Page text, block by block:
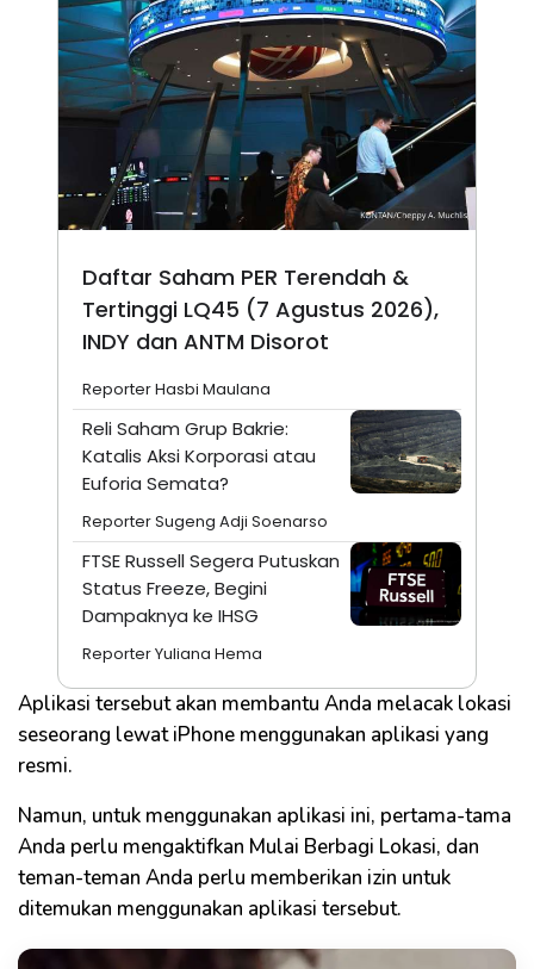
Daftar Saham PER Terendah &
Tertinggi LQ45 (7 Agustus 2026),
INDY dan ANTM Disorot
Reporter Hasbi Maulana
Reli Saham Grup Bakrie:
Katalis Aksi Korporasi atau
Euforia Semata?
Reporter Sugeng Adji Soenarso
FTSE Russell Segera Putuskan
Status Freeze, Begini
Dampaknya ke IHSG
Reporter Yuliana Hema
Aplikasi tersebut akan membantu Anda melacak lokasi
seseorang lewat iPhone menggunakan aplikasi yang
resmi.
Namun, untuk menggunakan aplikasi ini, pertama-tama
Anda perlu mengaktifkan Mulai Berbagi Lokasi, dan
teman-teman Anda perlu memberikan izin untuk
ditemukan menggunakan aplikasi tersebut.